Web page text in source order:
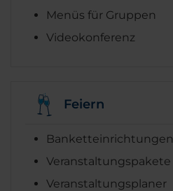
Menüs für Gruppen
Videokonferenz
Feiern
Banketteinrichtungen
Veranstaltungspakete
Veranstaltungsplaner